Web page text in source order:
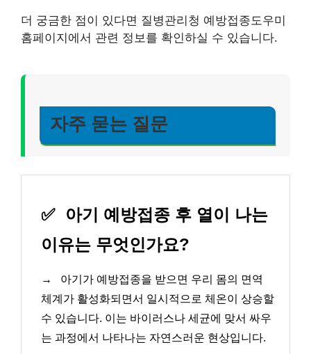
더 궁금한 점이 있다면 질병관리청 예방접종도우미
홈페이지에서 관련 정보를 확인하실 수 있습니다.
자주 묻는 질문
✅
아기 예방접종 후 열이 나는
이유는 무엇인가요?
→
아기가 예방접종을 받으면 우리 몸의 면역
체계가 활성화되면서 일시적으로 체온이 상승할
수 있습니다. 이는 바이러스나 세균에 맞서 싸우
는 과정에서 나타나는 자연스러운 현상입니다.